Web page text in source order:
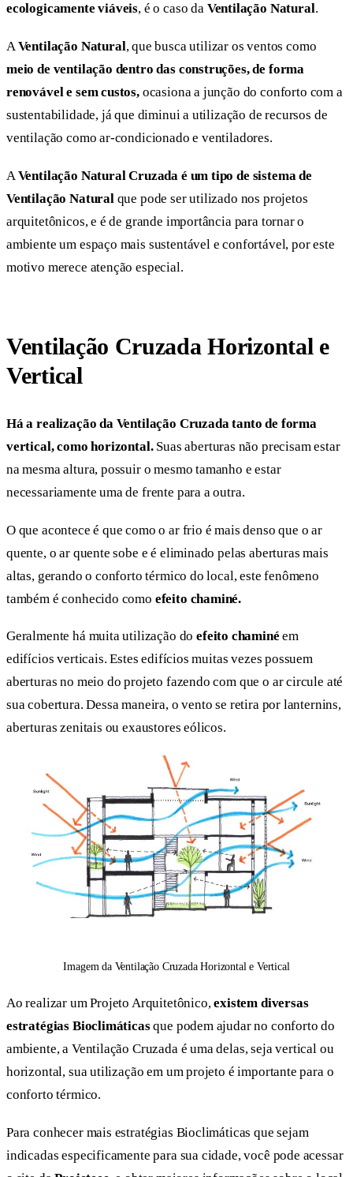
ecologicamente viáveis, é o caso da Ventilação Natural.
AVentilação Natural, que busca utilizar os ventos como
meio de ventilação dentro das construções, de forma
renovável e sem custos, ocasiona a junção do conforto com a
sustentabilidade, já que diminui a utilização de recursos de
ventilação como ar-condicionado e ventiladores.
A Ventilação Natural Cruzada é um tipo de sistema de
Ventilação Natural que pode ser utilizado nos projetos
arquitetônicos, e é de grande importância para tornar o
ambiente um espaço mais sustentável e confortável, por este
motivo merece atenção especial.
Ventilação Cruzada Horizontal e
Vertical
Há a realização da Ventilação Cruzada tanto de forma
vertical, como horizontal.Suas aberturas não precisam estar
na mesma altura, possuir o mesmo tamanho e estar
necessariamente uma de frente para a outra.
O que acontece é que como o ar frio é mais denso que o ar
quente, o ar quente sobe e é eliminado pelas aberturas mais
altas, gerando o conforto térmico do local, este fenômeno
também é conhecido como efeito chaminé.
Geralmente há muita utilização doefeito chaminé em
edifícios verticais. Estes edifícios muitas vezes possuem
aberturas no meio do projeto fazendo com que o ar circule até
sua cobertura. Dessa maneira, o vento se retira por lanternins,
aberturas zenitais ou exaustores eólicos.
Imagem da Ventilação Cruzada Horizontal e Vertical
Ao realizar um Projeto Arquitetônico,existem diversas
estratégias Bioclimáticasque podem ajudar no conforto do
ambiente, a Ventilação Cruzada é uma delas, seja vertical ou
horizontal, sua utilização em um projeto é importante para o
conforto térmico.
Para conhecer mais estratégias Bioclimáticas que sejam
indicadas especificamente para sua cidade, você pode acessar